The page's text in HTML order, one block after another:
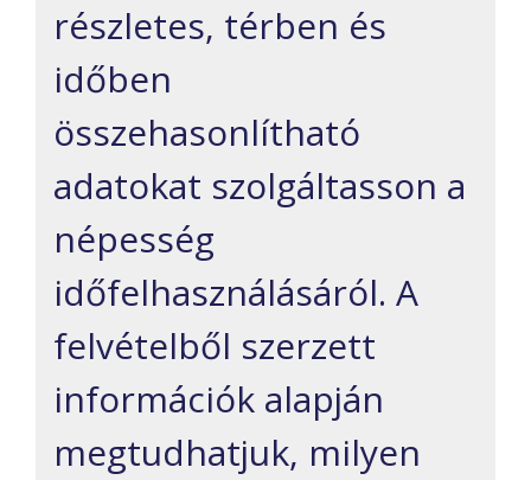
részletes, térben és
időben
összehasonlítható
adatokat szolgáltasson a
népesség
időfelhasználásáról. A
felvételből szerzett
információk alapján
megtudhatjuk, milyen